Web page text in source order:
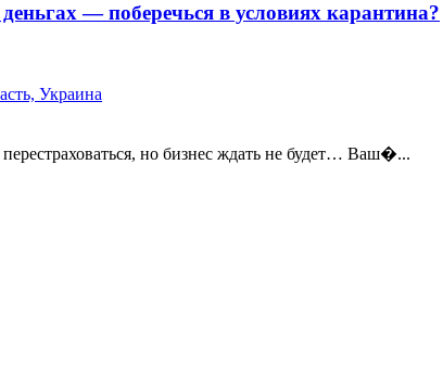
— поберечься в условиях карантина?
Украина
перестраховаться, но бизнес ждать не будет… Ваш�...